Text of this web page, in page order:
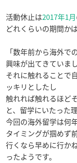
活動休止は2017年1月
どれくらいの期間か
「数年前から海外
興味が出てきていまし
それに触れることで
ッキリとしたし
触れれば触れるほど
と、留学にいたった
今回の海外留学は何
タイミングが掴めず
行くなら早めに行か
ったようです。